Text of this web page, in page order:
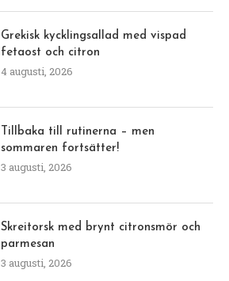
Grekisk kycklingsallad med vispad
fetaost och citron
4 augusti, 2026
Tillbaka till rutinerna – men
sommaren fortsätter!
3 augusti, 2026
Skreitorsk med brynt citronsmör och
parmesan
3 augusti, 2026